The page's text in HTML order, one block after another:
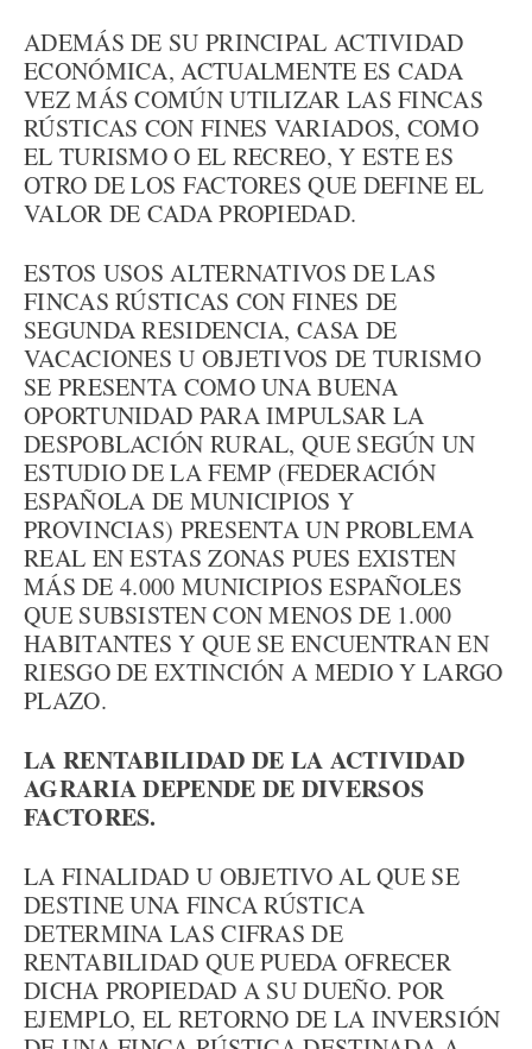
ADEMÁS DE SU PRINCIPAL ACTIVIDAD
ECONÓMICA, ACTUALMENTE ES CADA
VEZ MÁS COMÚN UTILIZAR LAS FINCAS
RÚSTICAS CON FINES VARIADOS, COMO
EL TURISMO O EL RECREO, Y ESTE ES
OTRO DE LOS FACTORES QUE DEFINE EL
VALOR DE CADA PROPIEDAD.
ESTOS USOS ALTERNATIVOS DE LAS
FINCAS RÚSTICAS CON FINES DE
SEGUNDA RESIDENCIA, CASA DE
VACACIONES U OBJETIVOS DE TURISMO
SE PRESENTA COMO UNA BUENA
OPORTUNIDAD PARA IMPULSAR LA
DESPOBLACIÓN RURAL, QUE SEGÚN UN
ESTUDIO DE LA FEMP (FEDERACIÓN
ESPAÑOLA DE MUNICIPIOS Y
PROVINCIAS) PRESENTA UN PROBLEMA
REAL EN ESTAS ZONAS PUES EXISTEN
MÁS DE 4.000 MUNICIPIOS ESPAÑOLES
QUE SUBSISTEN CON MENOS DE 1.000
HABITANTES Y QUE SE ENCUENTRAN EN
RIESGO DE EXTINCIÓN A MEDIO Y LARGO
PLAZO.
LA RENTABILIDAD DE LA ACTIVIDAD
AGRARIA DEPENDE DE DIVERSOS
FACTORES.
LA FINALIDAD U OBJETIVO AL QUE SE
DESTINE UNA FINCA RÚSTICA
DETERMINA LAS CIFRAS DE
RENTABILIDAD QUE PUEDA OFRECER
DICHA PROPIEDAD A SU DUEÑO. POR
EJEMPLO, EL RETORNO DE LA INVERSIÓN